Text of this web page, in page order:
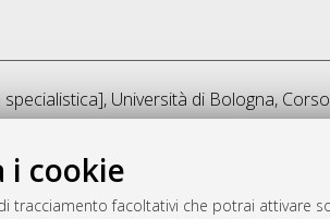
i cookie
tracciamento facoltativi che potrai attivare
Università di Bologna,
Questa lista e' stata generata